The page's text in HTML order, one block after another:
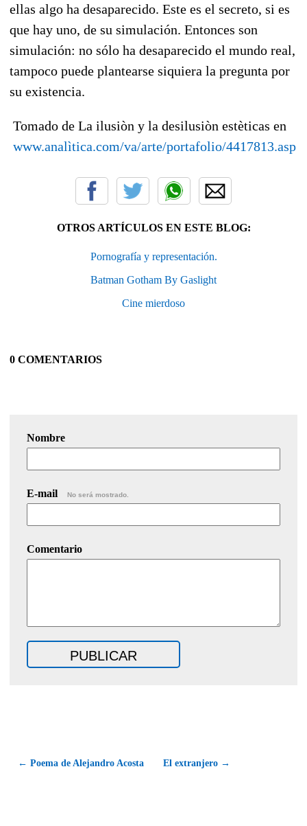
ellas algo ha desaparecido. Este es el secreto, si es
que hay uno, de su simulación. Entonces son
simulación: no sólo ha desaparecido el mundo real,
tampoco puede plantearse siquiera la pregunta por
su existencia.
Tomado de La ilusiòn y la desilusiòn estèticas en
www.analìtica.com/va/arte/portafolio/4417813.asp
OTROS ARTÍCULOS EN ESTE BLOG:
Pornografía y representación.
Batman Gotham By Gaslight
Cine mierdoso
0 COMENTARIOS
Nombre
E-mail No será mostrado.
Comentario
← Poema de Alejandro Acosta El extranjero →